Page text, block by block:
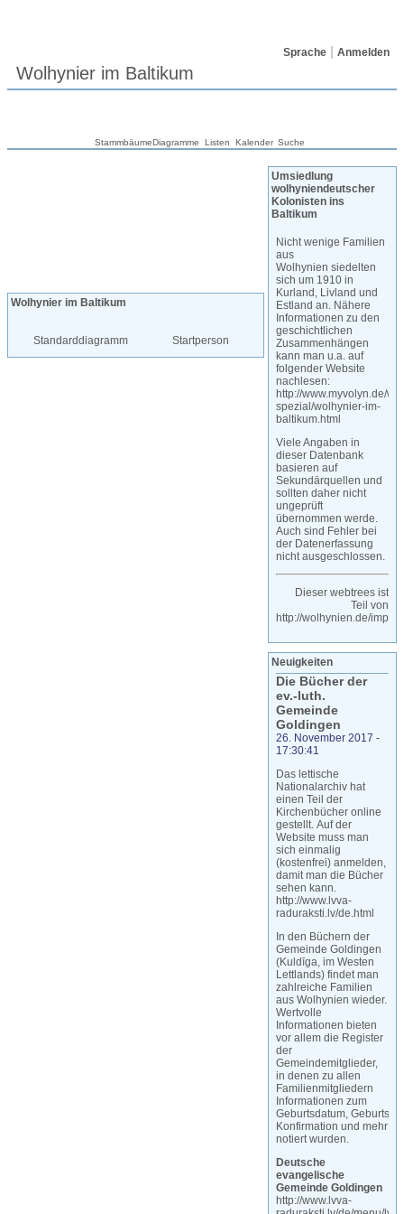
Sprache Anmelden
Wolhynier im Baltikum
StammbäumeDiagramme Listen Kalender Suche
Wolhynier im Baltikum
Standarddiagramm Startperson
Umsiedlung
wolhyniendeutscher
Kolonisten ins
Baltikum
Nicht wenige Familien
aus
Wolhynien siedelten
sich um 1910 in
Kurland, Livland und
Estland an. Nähere
Informationen zu den
geschichtlichen
Zusammenhängen
kann man u.a. auf
folgender Website
nachlesen:
http://www.myvolyn.de/
spezial/wolhynier-im-
baltikum.html
Viele Angaben in
dieser Datenbank
basieren auf
Sekundärquellen und
sollten daher nicht
ungeprüft
übernommen werde.
Auch sind Fehler bei
der Datenerfassung
nicht ausgeschlossen.
Dieser webtrees ist
Teil von
http://wolhynien.de/
Neuigkeiten
Die Bücher der
ev.-luth.
Gemeinde
Goldingen
26. November 2017 -
17:30:41
Das lettische
Nationalarchiv hat
einen Teil der
Kirchenbücher online
gestellt. Auf der
Website muss man
sich einmalig
(kostenfrei) anmelden,
damit man die Bücher
sehen kann.
http://www.lvva-
raduraksti.lv/de.html
In den Büchern der
Gemeinde Goldingen
(Kuldīga, im Westen
Lettlands) findet man
zahlreiche Familien
aus Wolhynien wieder.
Wertvolle
Informationen bieten
vor allem die Register
der
Gemeindemitglieder,
in denen zu allen
Familienmitgliedern
Informationen zum
Geburtsdatum,
Konfirmation und mehr
notiert wurden.
Deutsche
evangelische
Gemeinde Goldingen
http://www.lvva-